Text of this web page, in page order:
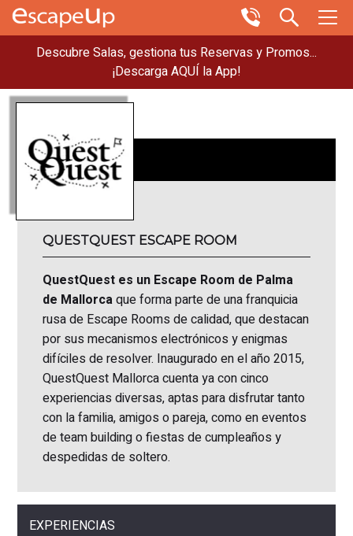
Descubre Salas, gestiona tus Reservas y Promos...
¡Descarga AQUÍ la App!
QUESTQUEST ESCAPE ROOM
QuestQuest es un Escape Room de Palma
de Mallorcaque forma parte de una franquicia
rusa de Escape Rooms de calidad, que destacan
por sus mecanismos electrónicos y enigmas
difíciles de resolver. Inaugurado en el año 2015,
QuestQuest Mallorca cuenta ya con cinco
experiencias diversas, aptas para disfrutar tanto
con la familia, amigos o pareja, como en eventos
de team building o fiestas de cumpleaños y
despedidas de soltero.
EXPERIENCIAS